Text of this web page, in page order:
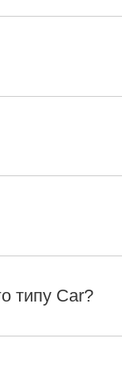
типу Car?